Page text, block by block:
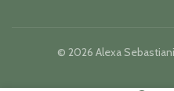
© 2026 Alexa Sebastiani